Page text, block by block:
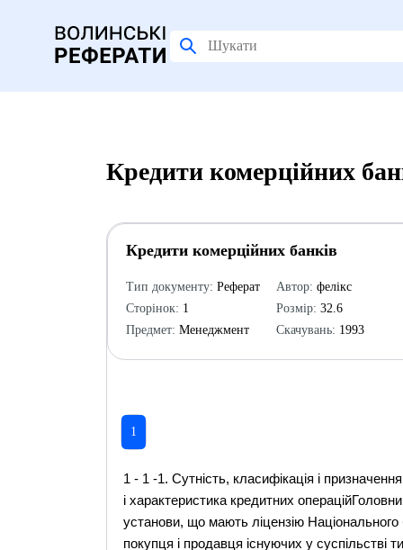
Кредити комерційних
Кредити комерційних банків
Тип документу: Реферат
Сторінок: 1
Предмет: Менеджмент
Автор: фелікс
Розмір: 32.6
Скачувань: 1993
1
1 - 1 -1. Сутність, класифікація і призначення кредитів комерційних банків в Україні1.1 Класифікація і характеристика кредитних операційГоловними ланками кредитної системи є банки та кредитні установи, що мають ліцензію Національного банку України, які одночасно виступають у ролі покупця і продавця існуючих у суспільстві тимчасово вільних коштів.Банківська система шляхом надання кредитів організовує й обслуговує рух капіталу, забезпечує його залучення, акумуляцію та перерозподіл у ті сфери виробництва та обігу, де виникає дефіцит капіталу.1.2 Форми кредитуСуб'єкти господарської діяльності можуть використовувати такі форми кредиту: банківський, комерційний, лізинговий, іпотечний, бланковий, консорціумний.Фізичні особи - споживчий кредит (лише в національній грошовій одиниці).Комерційний кредит - це товарна форма кредиту, яка визначає відносини з питань перерозподілу матеріальних фондів і характеризує кредитну угоду між двома суб'єктами господарської діяльності. Учасники кредитних відносин при комерційному кредиті регулюють свої господарчі відносини і можуть створювати платіжні засоби у вигляді векселів - зобов'язань боржника сплатити кредитору зазначену суму у визначений термін.Об'єктом комерційного кредиту можуть бути реалізовані товари, виконані роботи, надані послуги, щодо яких продавцем надається відстрочка платежу.У разі оформлення комерційного кредиту за допомогою векселя, інші угоди про надання кредиту не укладаються.Погашення комерційного кредиту може здійснюватися шляхом:- сплати боржником за векселем;- передачі векселя відповідно до чинного законодавства іншій юридичній особі (крім банків та інших кредитних установ);- переоформлення комерційного кредиту на банківський.У разі оформлення комерційного кредиту не за допомогою векселя погашення такого кредиту здійснюється на умовах, передбачених договором сторін.Лізинговий кредит - це відносини між юридичними особами, які виникають у разі оренди майна і супроводжуються укладанням лізингової угоди. Лізинг є формою майнового кредиту.Об'єктом лізингу є різне рухоме (машини, обладнання, транспортні засоби, обчислювальна та інша техніка) та нерухоме (будинки, споруди, система телекомунікацій та ін.) майно.Суб'єктами лізингу можуть бути лізингодавець (суб'єкт господарювання, що є власником об'єкта лізингу і здає його в оренду), користувач (суб'єкт, що домовляється з лізингодавачем на оренду про набуття права володіння та розпорядження об'єктом лізингу у встановлених лізинговою угодою межах), виробник (підприємство, організація та інші суб'єкти господарювання, які здійснюють виробництво або реалізацію товарно-матеріальних цінностей).Іпотечний кредит - це особливий вид економічних відносин з приводу надання кредитів під заставу нерухомого майна.Кредиторами з іпотеки можуть бути іпотечні банки або спеціальні іпотечні компанії, а також комерційні банки.Позичальниками можуть бути юридичні та фізичні особи, які мають у власності об'єкти іпотеки або мають поручителів, які надають під заставу об'єкти іпотеки на користь позичальника.Предметом іпотеки при наданні кредиту доцільно використовувати: жилі будинки, квартири, виробничі будинки, споруди, магазини, земельні ділянки, що є власністю позичальника і не є об'єктом застави за іншою угодою.Споживчий кредит - кредит, який надається тільки в національній грошовій одиниці фізичним особам-резидентам України на придбання споживчих товарів тривалого користування та послуг і який повертається в розстрочку, якщо інше не передбачено умовами кредитного договору.Банк надає кредити фізичним особам у розмірах, що визначаються виходячи з вартості товарів і послуг, які є об'єктом кредитування. Розмір кредиту на будівництво, купівлю і ремонт жилих будинків, садових будинків, дач та інших будівель визначається в межах вартості майна, майнових прав, які можуть бути передані банку в забезпечення фізичною особою та сумою її поточних доходів, за винятком обов'язкових платежів, протягом 10 років. Строк кредиту встановлюється залежно від цілей об'єкта кредитування, розміру позики, платоспроможності позичальника, причому він не повинен перевищувати 10 років з дня його надання.Фізичні особи погашають кредити шляхом перерахування коштів з особистого вкладу, депозитного рахунку, переказами через пошту або готівкою.Комерційний банк може надавати бланковий кредит тільки в межах наявних власних коштів (без